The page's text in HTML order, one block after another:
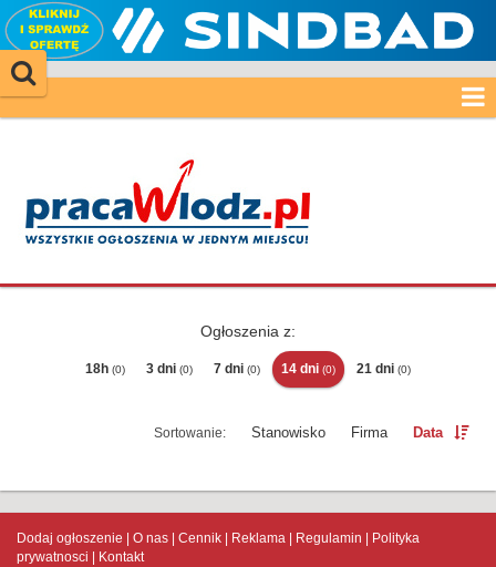
Ogłoszenia z:
18h (0) 3 dni (0) 7 dni (0) 14 dni (0) 21 dni (0)
Stanowisko Firma Data
Dodaj ogłoszenie O nas Cennik Reklama Regulamin
Polityka
prywatnosci
Kontakt